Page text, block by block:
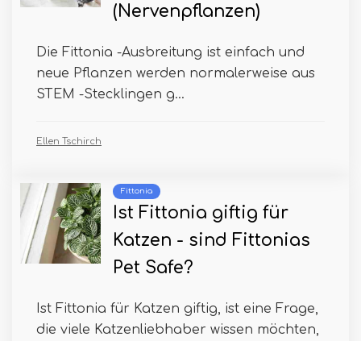
(Nervenpflanzen)
Die Fittonia -Ausbreitung ist einfach und
neue Pflanzen werden normalerweise aus
STEM -Stecklingen g...
Ellen Tschirch
Fittonia
Ist Fittonia giftig für
Katzen - sind Fittonias
Pet Safe?
Ist Fittonia für Katzen giftig, ist eine Frage,
die viele Katzenliebhaber wissen möchten,